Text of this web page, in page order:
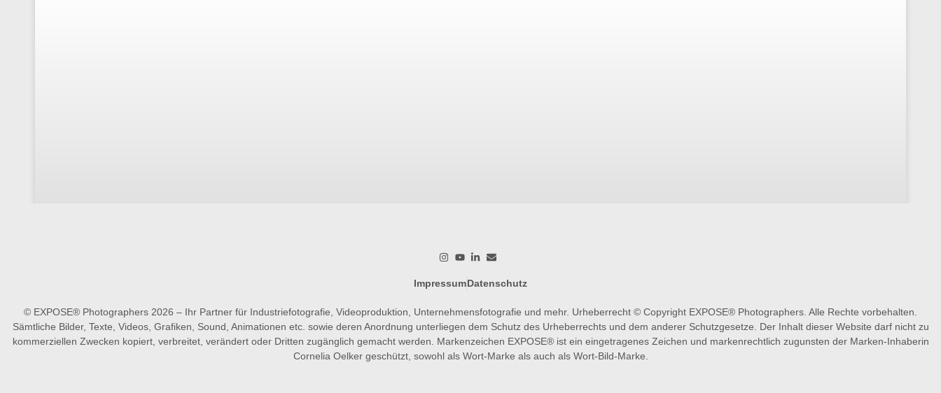
ImpressumDatenschutz
© EXPOSE® Photographers 2026 – Ihr Partner für Industriefotografie, Videoproduktion, Unternehmensfotografie und mehr. Urheberrecht © Copyright EXPOSE® Photographers. Alle Rechte vorbehalten.
Sämtliche Bilder, Texte, Videos, Grafiken, Sound, Animationen etc. sowie deren Anordnung unterliegen dem Schutz des Urheberrechts und dem anderer Schutzgesetze. Der Inhalt dieser Website darf nicht zu
kommerziellen Zwecken kopiert, verbreitet, verändert oder Dritten zugänglich gemacht werden. Markenzeichen EXPOSE® ist ein eingetragenes Zeichen und markenrechtlich zugunsten der Marken-Inhaberin
Cornelia Oelker geschützt, sowohl als Wort-Marke als auch als Wort-Bild-Marke.